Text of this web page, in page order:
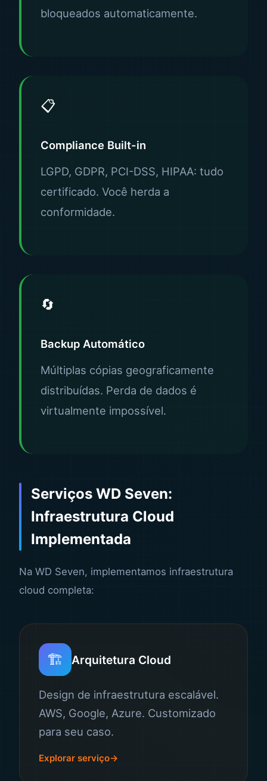
bloqueados automaticamente.
📋
Compliance Built-in
LGPD, GDPR, PCI-DSS, HIPAA: tudo
certificado. Você herda a
conformidade.
🔄
Backup Automático
Múltiplas cópias geograficamente
distribuídas. Perda de dados é
virtualmente impossível.
Serviços WD Seven:
Infraestrutura Cloud
Implementada
Na WD Seven, implementamos infraestrutura
cloud completa:
🏗️ Arquitetura Cloud
Design de infraestrutura escalável.
AWS, Google, Azure. Customizado
para seu caso.
Explorar serviço